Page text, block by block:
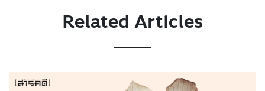
Related Articles